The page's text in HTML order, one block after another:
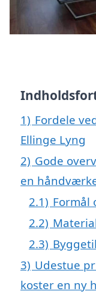
1) Fordele
Ellinge Lyng
2) Gode
en
2.1) Formål
2.2)
2.3)
3) Udestue
koster en ny